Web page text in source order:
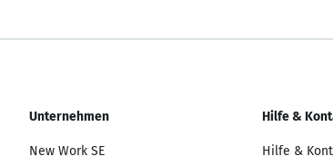
Unternehmen
New Work SE
Hilfe &
Hilfe &